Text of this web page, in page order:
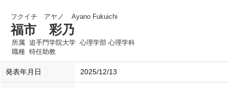
フクイチ アヤノ Ayano Fukuichi
福市 彩乃
所属 追手門学院大学 心理学部 心理学科
職種 特任助教
発表年月日 2025/12/13